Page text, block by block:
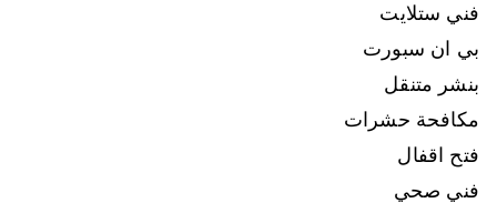
فني ستلايت
بي ان سبورت
بنشر متنقل
مكافحة حشرات
فتح اقفال
فني صحي